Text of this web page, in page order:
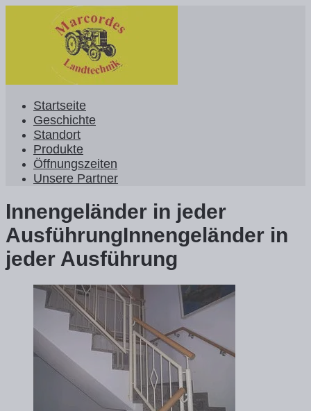
Startseite
Geschichte
Standort
Produkte
Öffnungszeiten
Unsere Partner
Innengeländer in jeder
AusführungInnengeländer in
jeder Ausführung